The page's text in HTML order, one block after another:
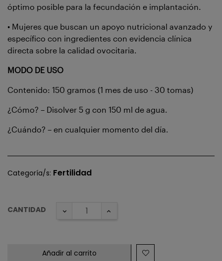
óptimo posible para la fecundación e implantación.
• Mujeres que buscan un apoyo nutricional avanzado y
específico con ingredientes con evidencia clínica
directa sobre la calidad ovocitaria.
MODO DE USO
Contenido: 150 gramos (1 mes de uso - 30 tomas)
¿Cómo? – Disolver 5 g con 150 ml de agua.
¿Cuándo? – en cualquier momento del día.
Categoría/s: Fertilidad
CANTIDAD
Añadir al carrito